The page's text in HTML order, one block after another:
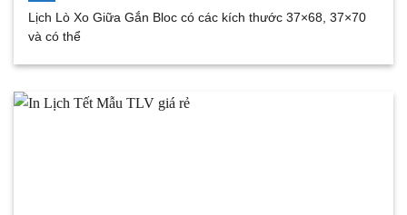
Lịch Lò Xo Giữa Gắn Bloc có các kích thước 37×68, 37×70
và có thể